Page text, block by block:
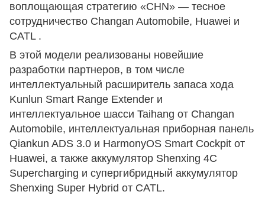
воплощающая стратегию «CHN» — тесное
сотрудничество Changan Automobile, Huawei и
CATL .
В этой модели реализованы новейшие
разработки партнеров, в том числе
интеллектуальный расширитель запаса хода
Kunlun Smart Range Extender и
интеллектуальное шасси Taihang от Changan
Automobile, интеллектуальная приборная панель
Qiankun ADS 3.0 и HarmonyOS Smart Cockpit от
Huawei, а также аккумулятор Shenxing 4C
Supercharging и супергибридный аккумулятор
Shenxing Super Hybrid от CATL.